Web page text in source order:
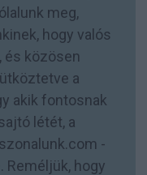
meg,
hogy valós
és közösen
a
akik fontosnak
létét, a
-
Reméljük, hogy